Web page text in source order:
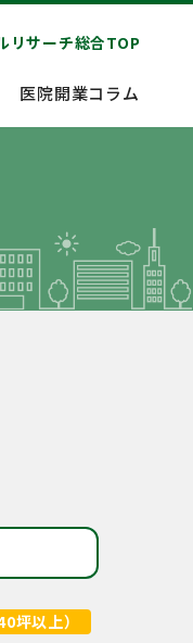
リサーチ総合TOP
医院開業コラム
坪以上）